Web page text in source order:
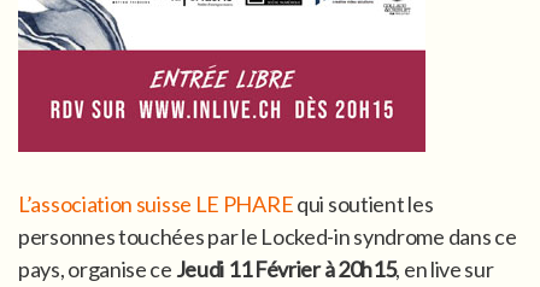
L’association suisse LE PHAREqui soutient les
personnes touchées par le Locked-in syndrome dans ce
pays, organise ce Jeudi 11 Février à 20h15, en live sur